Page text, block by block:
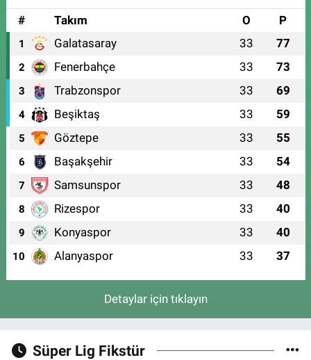
#
Takım O P
1 Galatasaray 33 77
2 Fenerbahçe 33 73
3 Trabzonspor 33 69
4 Beşiktaş 33 59
5 Göztepe 33 55
6 Başakşehir 33 54
7 Samsunspor 33 48
8 Rizespor 33 40
9 Konyaspor 33 40
10 Alanyaspor 33 37
Detaylar için tıklayın
Süper Lig Fikstür